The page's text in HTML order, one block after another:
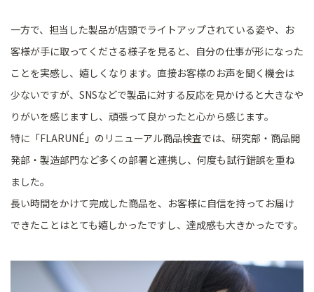
一方で、担当した製品が店頭でライトアップされている姿や、お
客様が手に取ってくださる様子を見ると、自分の仕事が形になった
ことを実感し、嬉しくなります。直接お客様のお声を聞く機会は
少ないですが、SNSなどで製品に対する反応を見かけると大きなや
りがいを感じますし、頑張って良かったと心から感じます。
特に「FLARUNÉ」のリニューアル商品検査では、研究部・商品開
発部・製造部門など多くの部署と連携し、何度も試行錯誤を重ね
ました。
長い時間をかけて完成した商品を、お客様に自信を持ってお届け
できたことはとても嬉しかったですし、達成感も大きかったです。